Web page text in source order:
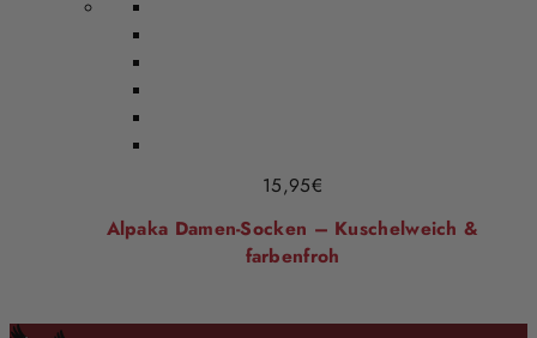
15,95€
Alpaka Damen-Socken – Kuschelweich &
farbenfroh